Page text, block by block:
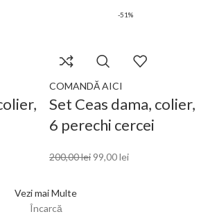
-51%
COMANDĂ AICI
Set Ceas dama, colier,
6 perechi cercei
200,00lei 99,00lei
Vezi mai Multe
Încarcă